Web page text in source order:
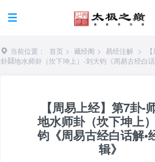
当前位置： 首页 > 藏经阁 > 易经注解 >
卦䷆地水师卦（坎下坤上）-刘大钧《周易古经白话
【周易上经】第7卦-
地水师卦（坎下坤上
钧《周易古经白话解•
辑》